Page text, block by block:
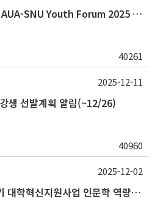
(~12/30) 아시아대학연맹 AUA-SNU Youth Forum 2025 참가자 선발 안내
40261
생 선발계획 알림(~12/26)
40960
2025-12-11
(~12/5) 2025학년도 2학기 대학혁신지원사업 인문학 역량강화 국제학술대회 참가 경비 지원 안내(2차)
2025-12-02